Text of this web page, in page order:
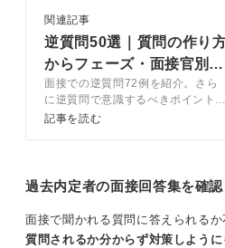
関連記事
逆質問50選｜質問の作り
からフェーズ・面接官別の
対策まで解説
面接での逆質問72例を紹介。さら
に逆質問で意識するべきポイント、
NGな質問例などをキャリアコンサ
記事を読む
過去内定者の面接回答集を確
面接で聞かれる質問に答えられるか
質問されるか分からず対策しよう